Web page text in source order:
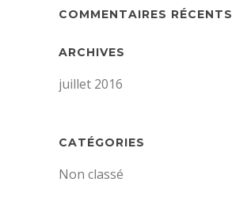
COMMENTAIRES RÉCENTS
ARCHIVES
juillet 2016
CATÉGORIES
Non classé